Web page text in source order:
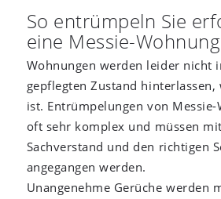
So entrümpeln Sie
eine Messie-Wohnung
Wohnungen werden leider nicht
gepflegten Zustand hinterlassen,
ist. Entrümpelungen von Messie-
oft sehr komplex und müssen
Sachverstand und den richtigen
angegangen werden.
Unangenehme Gerüche werden